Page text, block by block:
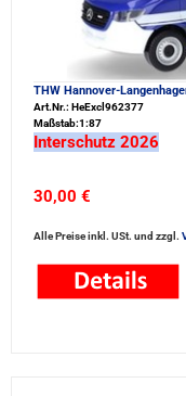
THW Hannover-
Art.Nr.: HeExcl962377
Maßstab:1:87
Interschutz 2026
30,00 €
Alle Preise inkl. USt. und zzgl.